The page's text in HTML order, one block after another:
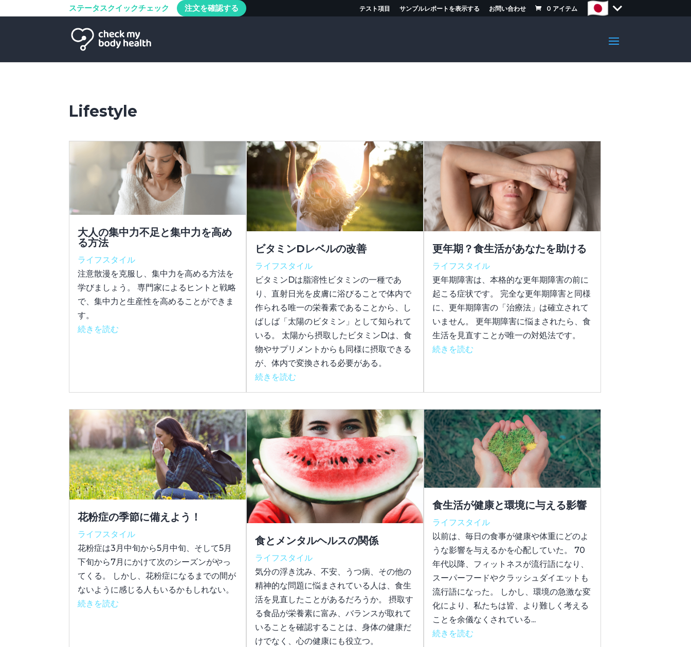
ステータスクイックチェック 注文を確認する テスト項目 サンプルレポートを表示する お問い合わせ 0 アイテム
Lifestyle
大人の集中力不足と集中力を高め
る方法
ライフスタイル
注意散漫を克服し、集中力を高める方法を
学びましょう。 専門家によるヒントと戦略
で、集中力と生産性を高めることができま
す。
続きを読む
ビタミンDレベルの改善
ライフスタイル
ビタミンDは脂溶性ビタミンの一種であ
り、直射日光を皮膚に浴びることで体内で
作られる唯一の栄養素であることから、し
ばしば「太陽のビタミン」として知られて
いる。 太陽から摂取したビタミンDは、食
物やサプリメントからも同様に摂取できる
が、体内で変換される必要がある。
続きを読む
更年期？食生活があなたを助ける
ライフスタイル
更年期障害は、本格的な更年期障害の前に
起こる症状です。 完全な更年期障害と同様
に、更年期障害の「治療法」は確立されて
いません。 更年期障害に悩まされたら、食
生活を見直すことが唯一の対処法です。
続きを読む
花粉症の季節に備えよう！
ライフスタイル
花粉症は3月中旬から5月中旬、そして5月
下旬から7月にかけて次のシーズンがやっ
てくる。 しかし、花粉症になるまでの間が
ないように感じる人もいるかもしれない。
続きを読む
食とメンタルヘルスの関係
ライフスタイル
気分の浮き沈み、不安、うつ病、その他の
精神的な問題に悩まされている人は、食生
活を見直したことがあるだろうか。 摂取す
る食品が栄養素に富み、バランスが取れて
いることを確認することは、身体の健康だ
けでなく、心の健康にも役立つ。
食生活が健康と環境に与える影響
ライフスタイル
以前は、毎日の食事が健康や体重にどのよ
うな影響を与えるかを心配していた。 70
年代以降、フィットネスが流行語になり、
スーパーフードやクラッシュダイエットも
流行語になった。 しかし、環境の急激な変
化により、私たちは皆、より難しく考える
ことを余儀なくされている...
続きを読む